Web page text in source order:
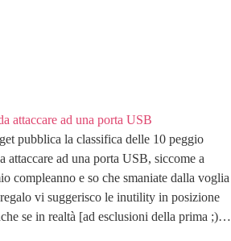
attaccare ad una porta USB
pubblica la classifica delle 10 peggio
attaccare ad una porta USB, siccome a
compleanno e so che smaniate dalla voglia
vi suggerisco le inutility in posizione
se in realtà [ad esclusioni della prima ;)…